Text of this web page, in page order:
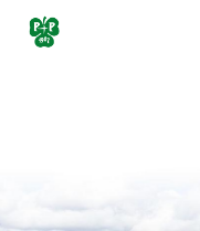
Siirry
sivun
Porin Pyrintö ry